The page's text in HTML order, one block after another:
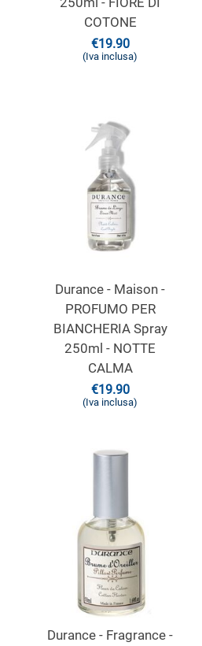
COTONE
€19.90
(Iva inclusa)
Durance - Maison -
PROFUMO PER
BIANCHERIA Spray
250ml - NOTTE
CALMA
€19.90
(Iva inclusa)
Durance - Fragrance -